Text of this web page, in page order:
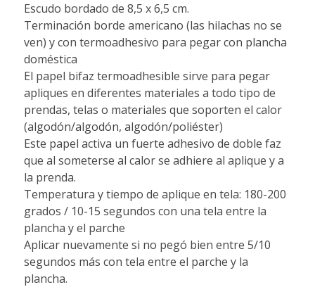
Escudo bordado de 8,5 x 6,5 cm.
Terminación borde americano (las hilachas no se
ven) y con termoadhesivo para pegar con plancha
doméstica
El papel bifaz termoadhesible sirve para pegar
apliques en diferentes materiales a todo tipo de
prendas, telas o materiales que soporten el calor
(algodón/algodón, algodón/poliéster)
Este papel activa un fuerte adhesivo de doble faz
que al someterse al calor se adhiere al aplique y a
la prenda.
Temperatura y tiempo de aplique en tela: 180-200
grados / 10-15 segundos con una tela entre la
plancha y el parche
Aplicar nuevamente si no pegó bien entre 5/10
segundos más con tela entre el parche y la
plancha.